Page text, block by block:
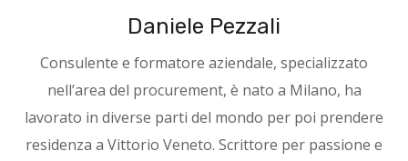
Daniele Pezzali
Consulente e formatore aziendale, specializzato
nell’area del procurement, è nato a Milano, ha
lavorato in diverse parti del mondo per poi prendere
residenza a Vittorio Veneto. Scrittore per passione e